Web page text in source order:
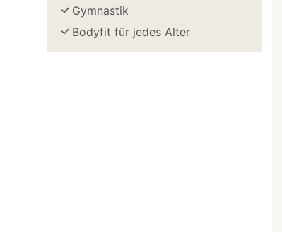
Gymnastik
Bodyfit für jedes Alter